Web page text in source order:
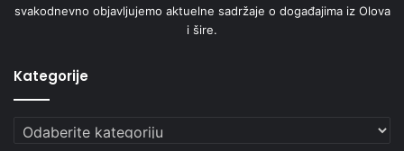
svakodnevno objavljujemo aktuelne sadržaje o događajima iz Olova
i šire.
Kategorije
Kategorije